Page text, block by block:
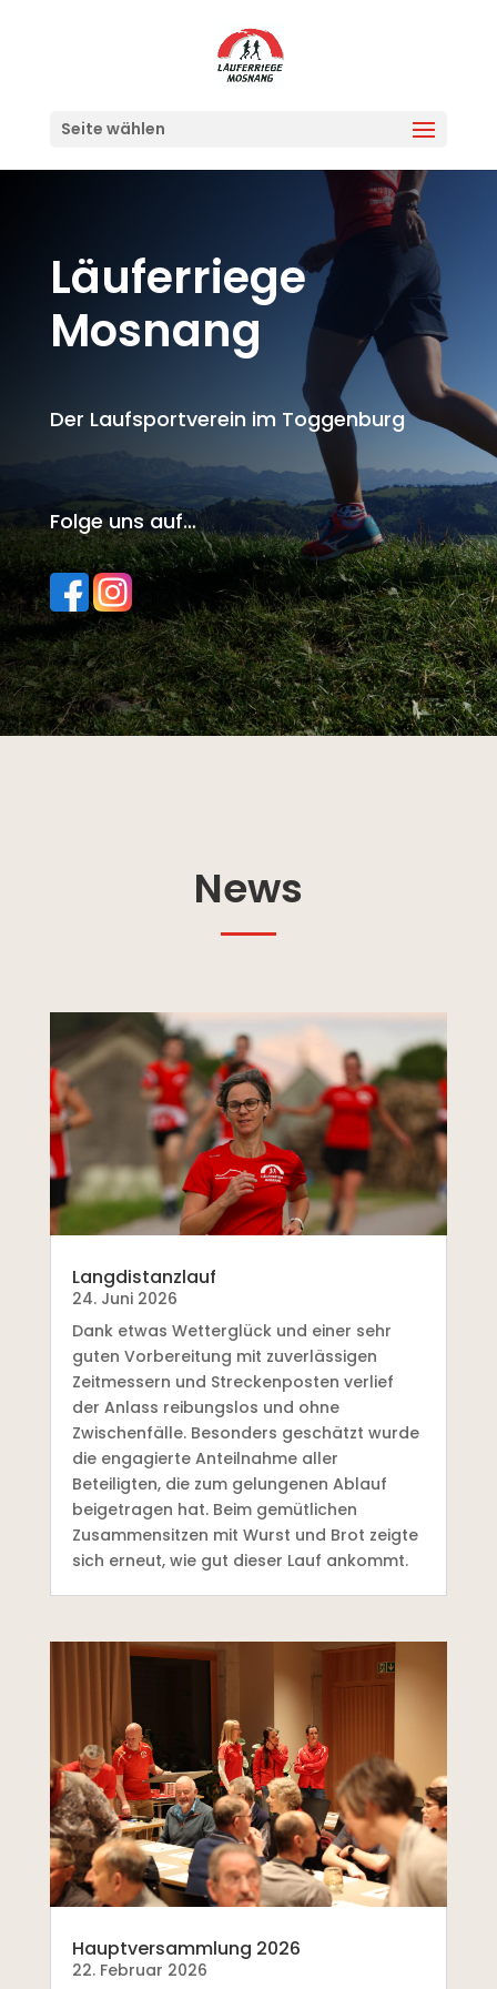
Seite wählen
Läuferriege
Mosnang
Der Laufsportverein im Toggenburg
Folge uns auf…
News
Langdistanzlauf
24. Juni 2026
Dank etwas Wetterglück und einer sehr
guten Vorbereitung mit zuverlässigen
Zeitmessern und Streckenposten verlief
der Anlass reibungslos und ohne
Zwischenfälle. Besonders geschätzt wurde
die engagierte Anteilnahme aller
Beteiligten, die zum gelungenen Ablauf
beigetragen hat. Beim gemütlichen
Zusammensitzen mit Wurst und Brot zeigte
sich erneut, wie gut dieser Lauf ankommt.
Hauptversammlung 2026
22. Februar 2026